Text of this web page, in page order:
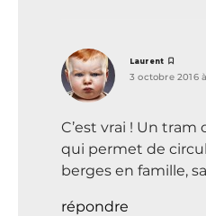
Laurent
3 octobre 2016
C’est vrai ! Un
qui permet de
berges en famille,
répondre